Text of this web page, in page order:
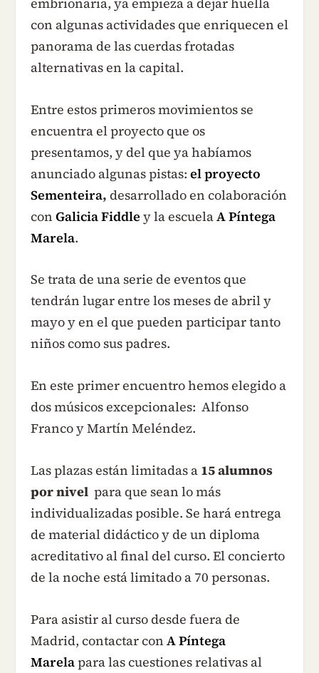
con algunas actividades que enriquecen el
panorama de las cuerdas frotadas
alternativas en la capital.
Entre estos primeros movimientos se
encuentra el proyecto que os
presentamos, y del que ya habíamos
anunciado algunas pistas: el proyecto
Sementeira, desarrollado en colaboración
con Galicia Fiddle y la escuelaA Píntega
Marela.
Se trata de una serie de eventos que
tendrán lugar entre los meses de abril y
mayo y en el que pueden participar tanto
niños como sus padres.
En este primer encuentro hemos elegido a
dos músicos excepcionales: Alfonso
Franco y Martín Meléndez.
Las plazas están limitadas a 15 alumnos
por nivelpara que sean lo más
individualizadas posible. Se hará entrega
de material didáctico y de un diploma
acreditativo al final del curso. El concierto
de la noche está limitado a 70 personas.
Para asistir al curso desde fuera de
Madrid, contactar con A Píntega
Marelapara las cuestiones relativas al